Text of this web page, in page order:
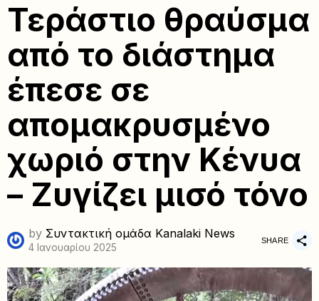
Τεράστιο θραύσμα
από το διάστημα
έπεσε σε
απομακρυσμένο
χωριό στην Κένυα
– Ζυγίζει μισό τόνο
by Συντακτική ομάδα Kanalaki News
4 Ιανουαρίου 2025
SHARE